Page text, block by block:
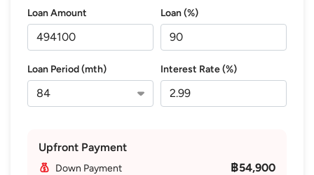
Loan Amount Loan (%)
Loan Period (mth) Interest Rate (%)
Upfront Payment
Down Payment ฿54,900